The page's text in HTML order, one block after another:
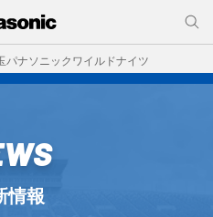
パナソニックワイルドナイツ
情報